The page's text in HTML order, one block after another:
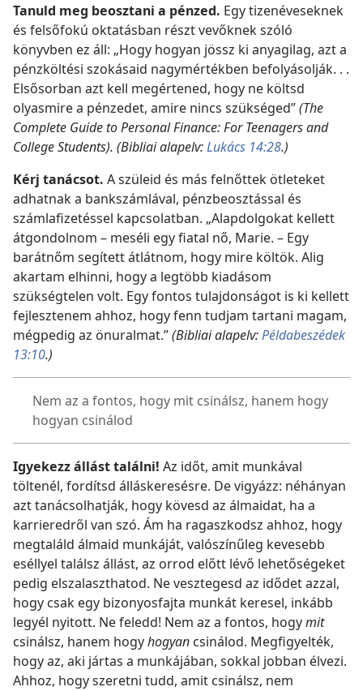
Tanuld meg beosztani a pénzed. Egy tizenéveseknek
és felsőfokú oktatásban részt vevőknek szóló
könyvben ez áll: „Hogy hogyan jössz ki anyagilag, azt a
pénzköltési szokásaid nagymértékben befolyásolják. . .
Elsősorban azt kell megértened, hogy ne költsd
olyasmire a pénzedet, amire nincs szükséged”(The
Complete Guide to Personal Finance: For Teenagers and
College Students). (Bibliai alapelv:Lukács 14:28.)
Kérj tanácsot. A szüleid és más felnőttek ötleteket
adhatnak a bankszámlával, pénzbeosztással és
számlafizetéssel kapcsolatban. „Alapdolgokat kellett
átgondolnom – meséli egy fiatal nő, Marie. – Egy
barátnőm segített átlátnom, hogy mire költök. Alig
akartam elhinni, hogy a legtöbb kiadásom
szükségtelen volt. Egy fontos tulajdonságot is ki kellett
fejlesztenem ahhoz, hogy fenn tudjam tartani magam,
mégpedig az önuralmat.”(Bibliai alapelv:Példabeszédek
13:10.)
Nem az a fontos, hogy mit csinálsz, hanem hogy
hogyan csinálod
Igyekezz állást találni! Az időt, amit munkával
töltenél, fordítsd álláskeresésre. De vigyázz: néhányan
azt tanácsolhatják, hogy kövesd az álmaidat, ha a
karrieredről van szó. Ám ha ragaszkodsz ahhoz, hogy
megtaláld álmaid munkáját, valószínűleg kevesebb
eséllyel találsz állást, az orrod előtt lévő lehetőségeket
pedig elszalaszthatod. Ne vesztegesd az idődet azzal,
hogy csak egy bizonyosfajta munkát keresel, inkább
legyél nyitott. Ne feledd! Nem az a fontos, hogymit
csinálsz, hanem hogyhogyan csinálod. Megfigyelték,
hogy az, aki jártas a munkájában, sokkal jobban élvezi.
Ahhoz, hogy szeretni tudd, amit csinálsz, nem